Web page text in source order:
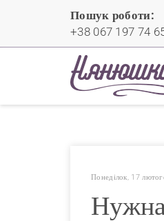
Пошук роботи:
+38 067 197 74
Понеділок, 17